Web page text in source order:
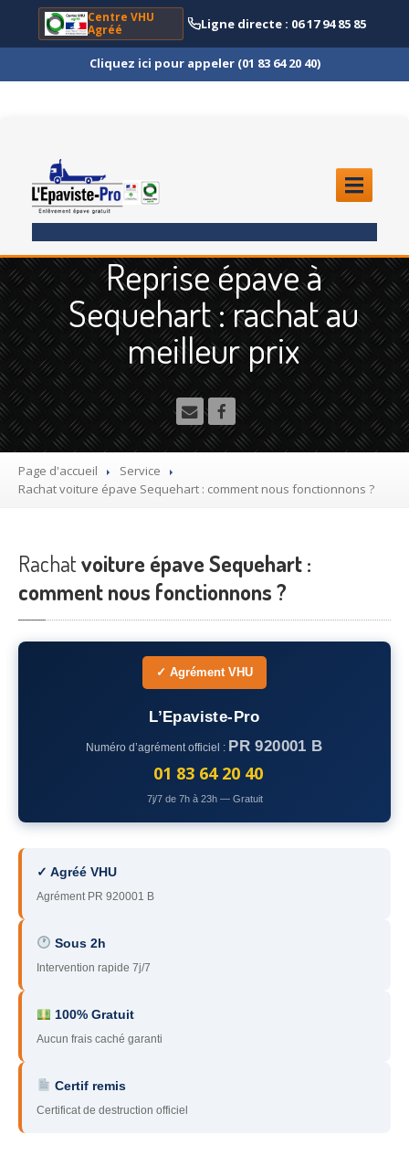
Centre VHU
Agréé
Ligne directe : 06 17 94 85 85
Cliquez ici pour appeler (01 83 64 20 40)
ENLÈVEMENTÉPAVE
Quoi?
Scooteret Moto
Camion
et Poids Lourd
Utilitaire
Démolisseuragrée VHU gratuit
Recyclage voiture usagée gratuit
voiture accidentée
– Seine-et-Marne
92 – Hauts-de-Seine
94 – Val-de-Marne
91 – Essonne
Reprise épave à
Sequehart : rachat au
meilleur prix
Page d'accueil
Service
Rachatvoiture épave Sequehart : comment nous fonctionnons ?
Rachatvoiture épave Sequehart :
comment nous fonctionnons ?
✓ Agrément VHU
L’Epaviste-Pro
Numéro d’agrément officiel : PR 920001 B
01 83 64 20 40
7j/7 de 7h à 23h — Gratuit
✓ Agréé VHU
Agrément PR 920001 B
Sous 2h
Intervention rapide 7j/7
100% Gratuit
Aucun frais caché garanti
Certif remis
Certificat de destruction officiel